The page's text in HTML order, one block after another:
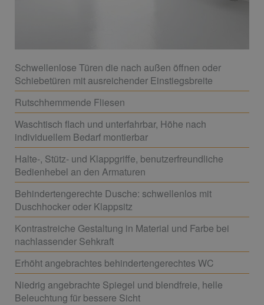
Schwellenlose Türen die nach außen öffnen oder
Schiebetüren mit ausreichender Einstiegsbreite
Rutschhemmende Fliesen
Waschtisch flach und unterfahrbar, Höhe nach
individuellem Bedarf montierbar
Halte-, Stütz- und Klappgriffe, benutzerfreundliche
Bedienhebel an den Armaturen
Behindertengerechte Dusche: schwellenlos mit
Duschhocker oder Klappsitz
Kontrastreiche Gestaltung in Material und Farbe bei
nachlassender Sehkraft
Erhöht angebrachtes behindertengerechtes WC
Niedrig angebrachte Spiegel und blendfreie, helle
Beleuchtung für bessere Sicht